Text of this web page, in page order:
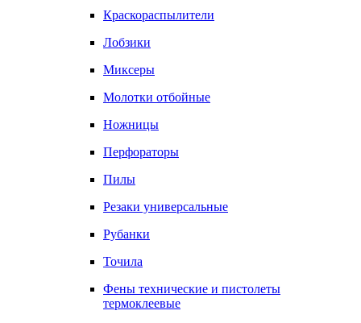
Краскораспылители
Лобзики
Миксеры
Молотки отбойные
Ножницы
Перфораторы
Пилы
Резаки универсальные
Рубанки
Точила
Фены технические и пистолеты
термоклеевые